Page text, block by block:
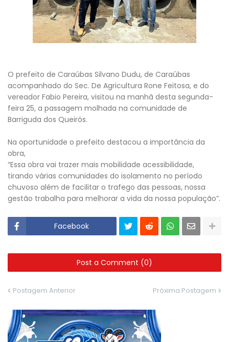
O prefeito de Caraúbas Silvano Dudu, de Caraúbas
acompanhado do Sec. De Agricultura Rone Feitosa, e do
vereador Fabio Pereira, visitou na manhã desta segunda-
feira 25, a passagem molhada na comunidade de
Barriguda dos Queirós.
Na oportunidade o prefeito destacou a importância da
obra,
“Essa obra vai trazer mais mobilidade acessibilidade,
tirando várias comunidades do isolamento no período
chuvoso além de facilitar o trafego das pessoas, nossa
gestão trabalha para melhorar a vida da nossa população”.
Facebook
Post a Comment (0)
Postagem Anterior Próxima Postagem